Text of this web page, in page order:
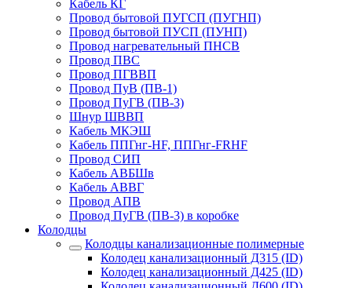
Кабель КГ
Провод бытовой ПУГСП (ПУГНП)
Провод бытовой ПУСП (ПУНП)
Провод нагревательный ПНСВ
Провод ПВС
Провод ПГВВП
Провод ПуВ (ПВ-1)
Провод ПуГВ (ПВ-3)
Шнур ШВВП
Кабель МКЭШ
Кабель ППГнг-HF, ППГнг-FRHF
Провод СИП
Кабель АВБШв
Кабель АВВГ
Провод АПВ
Провод ПуГВ (ПВ-3) в коробке
Колодцы
Колодцы канализационные полимерные
Колодец канализационный Д315 (ID)
Колодец канализационный Д425 (ID)